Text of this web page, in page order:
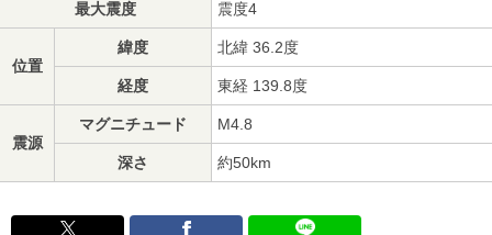
最大震度 震度4
位置
緯度 北緯 36.2度
経度 東経 139.8度
震源
マグニチュード M4.8
深さ 約50km